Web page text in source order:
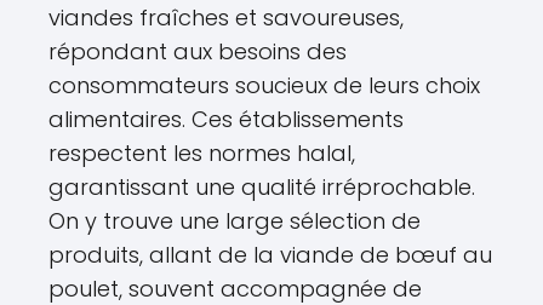
viandes fraîches et savoureuses,
répondant aux besoins des
consommateurs soucieux de leurs choix
alimentaires. Ces établissements
respectent les normes halal,
garantissant une qualité irréprochable.
On y trouve une large sélection de
produits, allant de la viande de bœuf au
poulet, souvent accompagnée de